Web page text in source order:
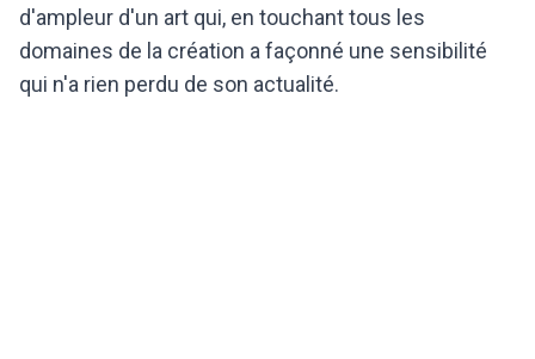
d'ampleur d'un art qui, en touchant tous les
domaines de la création a façonné une sensibilité
qui n'a rien perdu de son actualité.